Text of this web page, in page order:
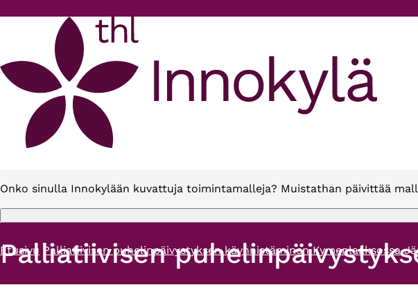
Onko sinulla Innokylään kuvattuja toimintamalleja? Muistathan päivittää
Murupolku
Etusivu Palliatiivisen puhelinpäivystyksen käynnistäminen Kymenlaaksossa
Palliatiivisen